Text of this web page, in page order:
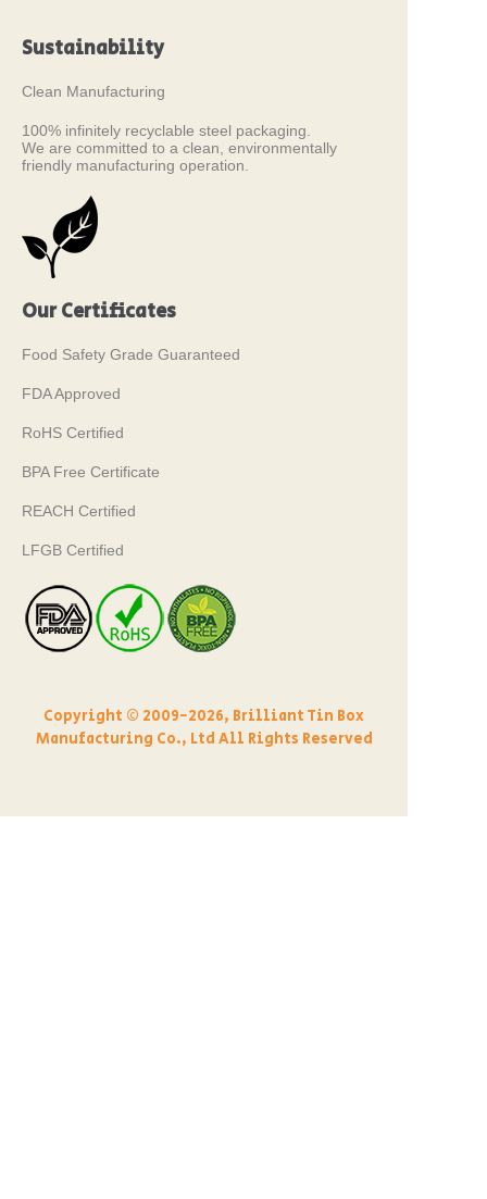
Sustainability
Clean Manufacturing
100% infinitely recyclable steel packaging.
We are committed to a clean, environmentally
friendly manufacturing operation.
Our Certificates
Food Safety Grade Guaranteed
FDA Approved
RoHS Certified
BPA Free Certificate
REACH Certified
LFGB Certified
Copyright ©️ 2009-2026, Brilliant Tin Box
Manufacturing Co., Ltd All Rights Reserved